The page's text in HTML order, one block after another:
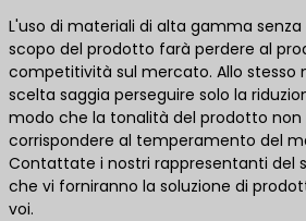
L'uso di materiali di alta gamma
scopo del prodotto farà perdere al
competitività sul mercato. Allo stesso
scelta saggia perseguire solo la
modo che la tonalità del prodotto non
corrispondere al temperamento del
Contattate i nostri rappresentanti del
che vi forniranno la soluzione di
voi.